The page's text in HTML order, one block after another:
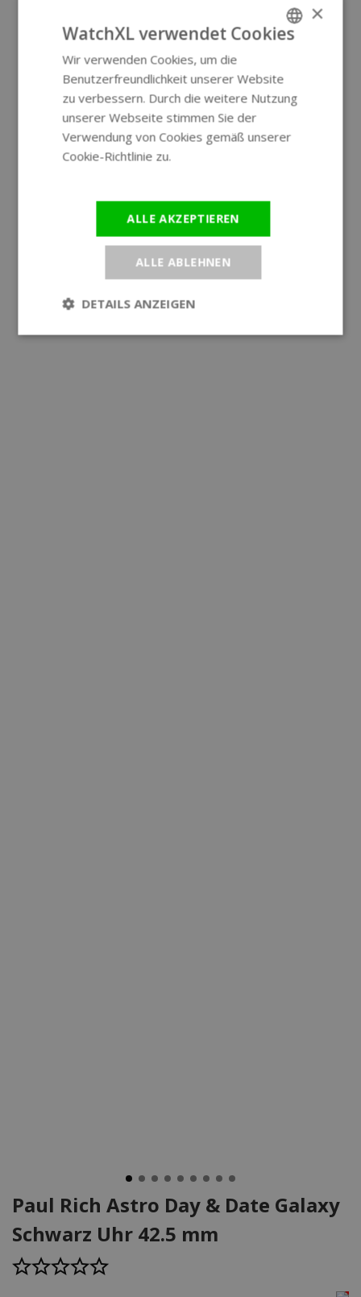
Paul Rich Astro Day & Date Galaxy
Schwarz Uhr 42.5 mm
GERMAN
×
WatchXL verwendet Cookies
Wir verwenden Cookies, um die
Benutzerfreundlichkeit unserer Website
zu verbessern. Durch die weitere Nutzung
unserer Webseite stimmen Sie der
Verwendung von Cookies gemäß unserer
Cookie-Richtlinie zu.
ALLE AKZEPTIEREN
ALLE ABLEHNEN
DETAILS ANZEIGEN